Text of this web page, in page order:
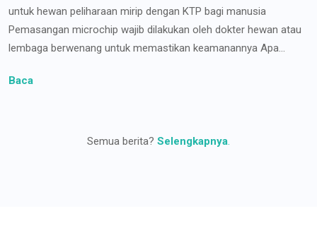
untuk hewan peliharaan mirip dengan KTP bagi manusia
Pemasangan microchip wajib dilakukan oleh dokter hewan atau
lembaga berwenang untuk memastikan keamanannya Apa...
Baca
Semua berita? Selengkapnya